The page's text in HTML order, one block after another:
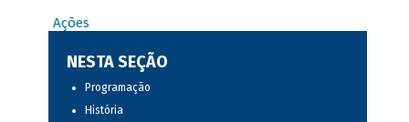
Ações
NESTA SEÇÃO
Programação
História